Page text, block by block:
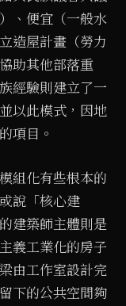
、便宜（一般水
造屋計畫（勞力
助其他部落重
經驗則建立了一
以此模式，因地
項目。
組化有些根本的
說「核心建
建築師主體則是
義工業化的房子
由工作室設計完
下的公共空間夠